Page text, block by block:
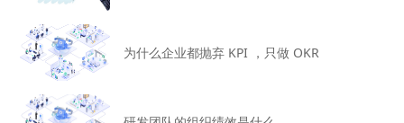
为什么企业都抛弃 KPI ，只做 OKR